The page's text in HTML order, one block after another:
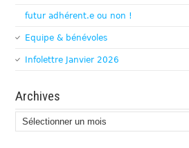
futur adhérent.e ou non !
Equipe & bénévoles
Infolettre Janvier 2026
Archives
Archives